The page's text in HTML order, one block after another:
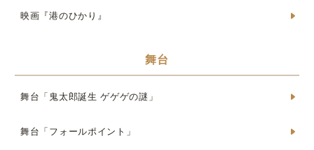
映画『港のひかり』
舞台
舞台「鬼太郎誕生 ゲゲゲの謎」
舞台「フォールポイント」